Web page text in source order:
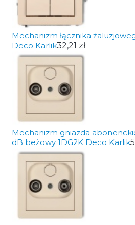
Mechanizm łącznika
Deco Karlik32,21 zł
Mechanizm gniazda
dB beżowy 1DG2K Deco Karlik